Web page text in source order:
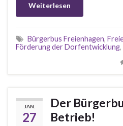
Weiterlesen
Bürgerbus Freienhagen,
Förderung der Dorfentwicklung,
JAN.
27
Der
Betrieb!